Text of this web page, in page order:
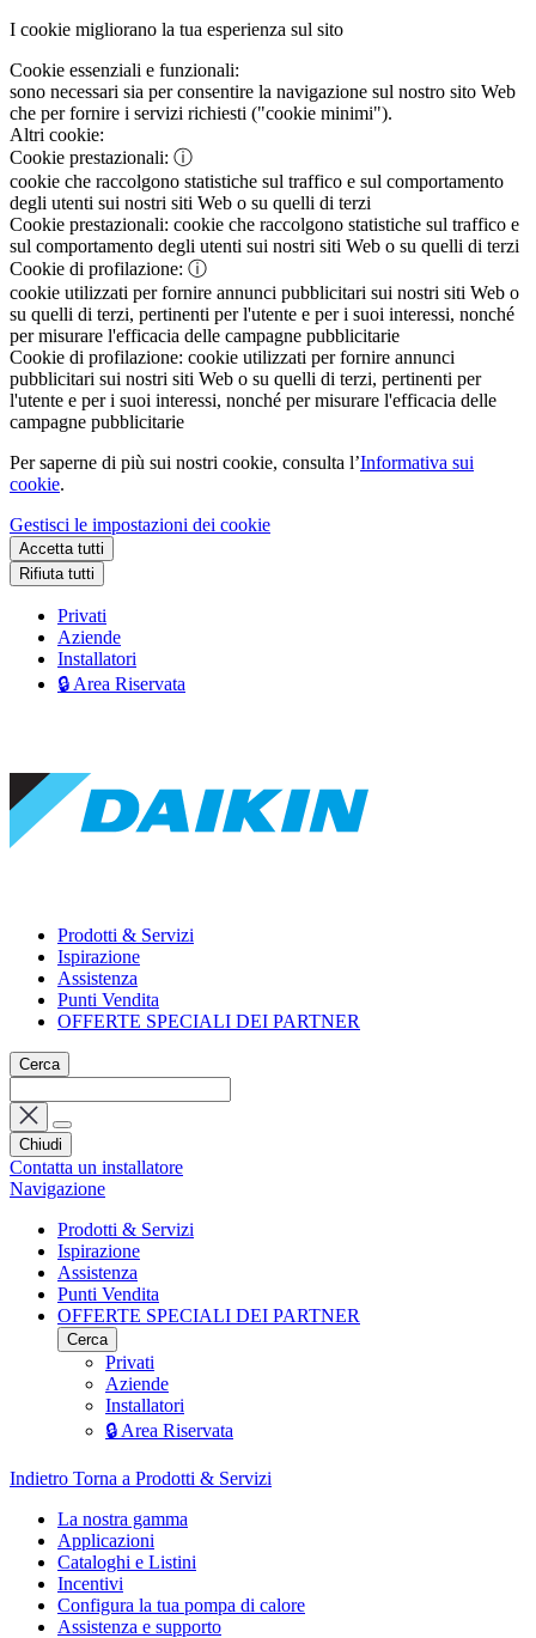
I cookie migliorano la tua esperienza sul sito
Cookie essenziali e funzionali:
sono necessari sia per consentire la navigazione sul nostro sito Web
che per fornire i servizi richiesti ("cookie minimi").
Altri cookie:
Cookie prestazionali: ⓘ
cookie che raccolgono statistiche sul traffico e sul comportamento
degli utenti sui nostri siti Web o su quelli di terzi
Cookie prestazionali: cookie che raccolgono statistiche sul traffico e
sul comportamento degli utenti sui nostri siti Web o su quelli di terzi
Cookie di profilazione: ⓘ
cookie utilizzati per fornire annunci pubblicitari sui nostri siti Web o
su quelli di terzi, pertinenti per l'utente e per i suoi interessi, nonché
per misurare l'efficacia delle campagne pubblicitarie
Cookie di profilazione: cookie utilizzati per fornire annunci
pubblicitari sui nostri siti Web o su quelli di terzi, pertinenti per
l'utente e per i suoi interessi, nonché per misurare l'efficacia delle
campagne pubblicitarie
Per saperne di più sui nostri cookie, consulta l’Informativa sui
cookie.
Gestisci le impostazioni dei cookie
Accetta tutti
Rifiuta tutti
Privati
Aziende
Installatori
🔒 Area Riservata
Prodotti & Servizi
Ispirazione
Assistenza
Punti Vendita
OFFERTE SPECIALI DEI PARTNER
Cerca
Chiudi
Contatta un installatore
Navigazione
Prodotti & Servizi
Ispirazione
Assistenza
Punti Vendita
OFFERTE SPECIALI DEI PARTNER
Cerca
Privati
Aziende
Installatori
🔒 Area Riservata
Indietro Torna a Prodotti & Servizi
La nostra gamma
Applicazioni
Cataloghi e Listini
Incentivi
Configura la tua pompa di calore
Assistenza e supporto